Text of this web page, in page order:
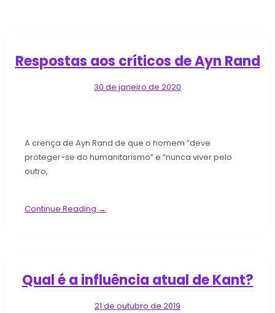
Respostas aos críticos de Ayn Rand
30 de janeiro de 2020
A crença de Ayn Rand de que o homem “deve
proteger-se do humanitarismo” e “nunca viver pelo
outro,
Continue Reading →
Qual é a influência atual de Kant?
21 de outubro de 2019